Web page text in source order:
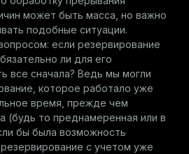
может быть масса, но важно
подобные ситуации.
если резервирование
ли для его
все сначала? Ведь мы могли
которое работало уже
время, прежде чем
(будь то преднамеренная или в
бы была возможность
с учетом уже